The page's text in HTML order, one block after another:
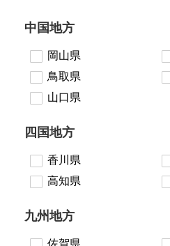
中国地方
岡山県
鳥取県
山口県
四国地方
香川県
高知県
九州地方
佐賀県